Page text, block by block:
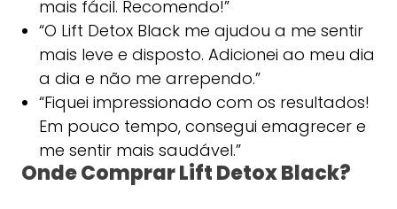
mais fácil. Recomendo!”
“O Lift Detox Black me ajudou a me sentir
mais leve e disposto. Adicionei ao meu dia
a dia e não me arrependo.”
“Fiquei impressionado com os resultados!
Em pouco tempo, consegui emagrecer e
me sentir mais saudável.”
Onde Comprar Lift Detox Black?